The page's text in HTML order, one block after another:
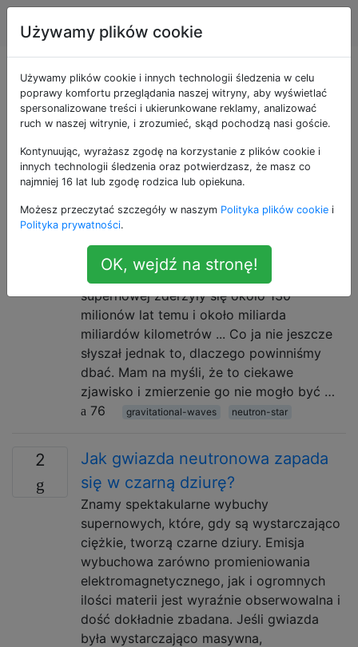
Astronomia
Pytania otagowane
jako neutron-star
Pytania dotyczące zdegenerowanej gwiazdy, która
składa się głównie z neutronów.
2
Dlaczego odkrycie łączenia gwiazd
neutronowych jest ważne?
Jestem pewien, że ludzie tutaj już o tym
słyszeli, ale najwyraźniej dwie resztki
supernowej zderzyły się około 130
milionów lat temu i około miliarda
miliardów kilometrów ... Co ja nie jeszcze
słyszał jednak to, dlaczego powinniśmy
dbać. Mam na myśli, że to ciekawe
zjawisko i zmierzenie go nie mogło być …
76
gravitational-waves neutron-star
2
Jak gwiazda neutronowa zapada
się w czarną dziurę?
Znamy spektakularne wybuchy
supernowych, które, gdy są wystarczająco
ciężkie, tworzą czarne dziury. Emisja
wybuchowa zarówno promieniowania
elektromagnetycznego, jak i ogromnych
ilości materii jest wyraźnie obserwowalna i
dość dokładnie zbadana. Jeśli gwiazda
była wystarczająco masywna,
Używamy plików cookie
Używamy plików cookie i innych technologii śledzenia w celu
poprawy komfortu przeglądania naszej witryny, aby wyświetlać
spersonalizowane treści i ukierunkowane reklamy, analizować
ruch w naszej witrynie, i zrozumieć, skąd pochodzą nasi goście.
Kontynuując, wyrażasz zgodę na korzystanie z plików cookie i
innych technologii śledzenia oraz potwierdzasz, że masz co
najmniej 16 lat lub zgodę rodzica lub opiekuna.
Możesz przeczytać szczegóły w naszym Polityka plików cookie i
Polityka prywatności.
OK, wejdź na stronę!